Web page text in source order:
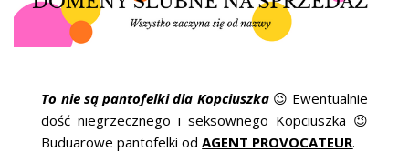
ARCHIWUM
To nie są pantofelki dla Kopciuszka😉 Ewentualnie
dość niegrzecznego i seksownego Kopciuszka 😉
Buduarowe pantofelki odAGENT PROVOCATEUR.